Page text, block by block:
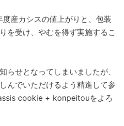
産カシスの値上がりと、包装
を受け、やむを得ず実施するこ
らせとなってしまいましたが、
んでいただけるよう精進して参
cookie + konpeitouをよろ